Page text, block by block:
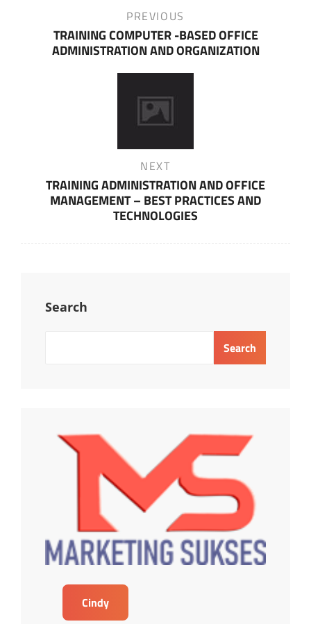
PREVIOUS
TRAINING COMPUTER -BASED OFFICE
ADMINISTRATION AND ORGANIZATION
NEXT
TRAINING ADMINISTRATION AND OFFICE
MANAGEMENT – BEST PRACTICES AND
TECHNOLOGIES
Search
Search
Cindy